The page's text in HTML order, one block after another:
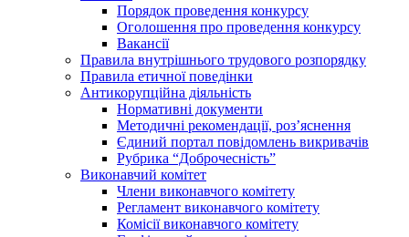
Порядок проведення конкурсу
Оголошення про проведення конкурсу
Вакансії
Правила внутрішнього трудового розпорядку
Правила етичної поведінки
Антикорупційна діяльність
Нормативні документи
Методичні рекомендації, роз’яснення
Єдиний портал повідомлень викривачів
Рубрика “Доброчесність”
Виконавчий комітет
Члени виконавчого комітету
Регламент виконавчого комітету
Комісії виконавчого комітету